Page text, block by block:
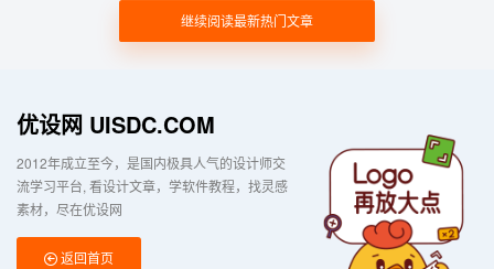
继续阅读最新热门文章
优设网 UISDC.COM
2012年成立至今，是国内极具人气的设计师交
流学习平台 看设计文章，学软件教程，找灵感
素材，尽在优设网
返回首页